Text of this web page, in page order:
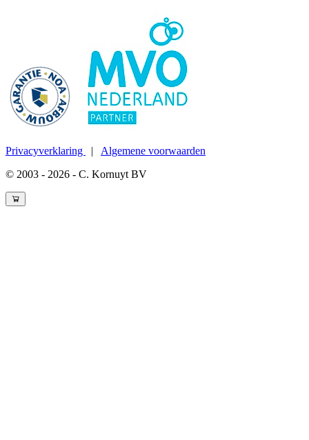
Privacyverklaring | Algemene voorwaarden
© 2003 - 2026 - C. Kornuyt BV